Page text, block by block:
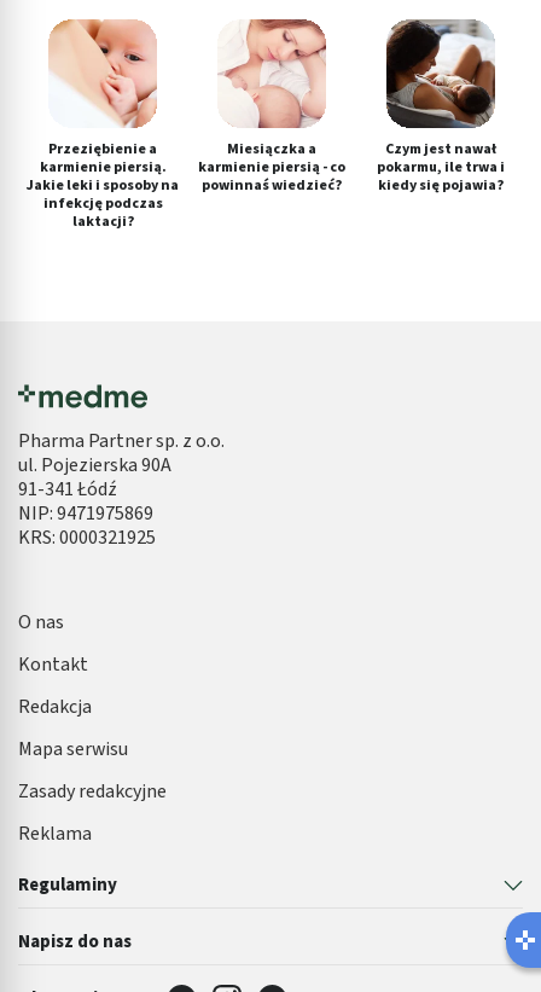
Przeziębienie a
karmienie piersią.
Jakie leki i sposoby na
infekcję podczas
laktacji?
Miesiączka a
karmienie piersią - co
powinnaś wiedzieć?
Czym jest nawał
pokarmu, ile trwa i
kiedy się pojawia?
Pharma Partner sp. z o.o.
ul. Pojezierska 90A
91-341 Łódź
NIP: 9471975869
KRS: 0000321925
Regulaminy
Napisz do nas
O nas
Kontakt
Redakcja
Mapa serwisu
Zasady redakcyjne
Reklama